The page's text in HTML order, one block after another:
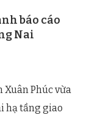
báo cáo
Nai
Xuân Phúc vừa
hạ tầng giao